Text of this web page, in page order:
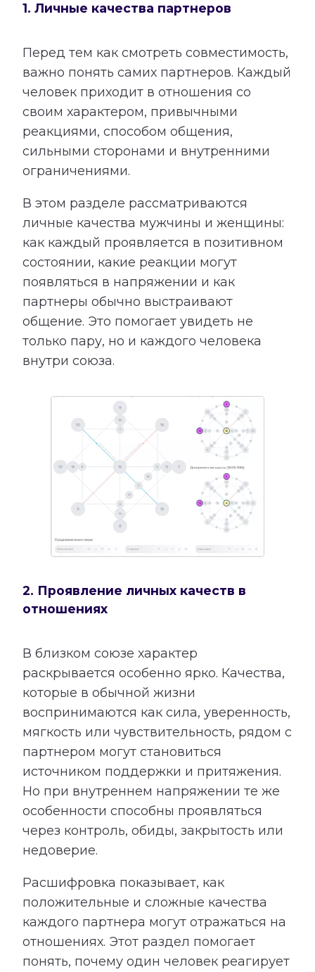
1. Личные качества партнеров
Перед тем как смотреть совместимость,
важно понять самих партнеров. Каждый
человек приходит в отношения со
своим характером, привычными
реакциями, способом общения,
сильными сторонами и внутренними
ограничениями.
В этом разделе рассматриваются
личные качества мужчины и женщины:
как каждый проявляется в позитивном
состоянии, какие реакции могут
появляться в напряжении и как
партнеры обычно выстраивают
общение. Это помогает увидеть не
только пару, но и каждого человека
внутри союза.
2. Проявление личных качеств в
отношениях
В близком союзе характер
раскрывается особенно ярко. Качества,
которые в обычной жизни
воспринимаются как сила, уверенность,
мягкость или чувствительность, рядом с
партнером могут становиться
источником поддержки и притяжения.
Но при внутреннем напряжении те же
особенности способны проявляться
через контроль, обиды, закрытость или
недоверие.
Расшифровка показывает, как
положительные и сложные качества
каждого партнера могут отражаться на
отношениях. Этот раздел помогает
понять, почему один человек реагирует